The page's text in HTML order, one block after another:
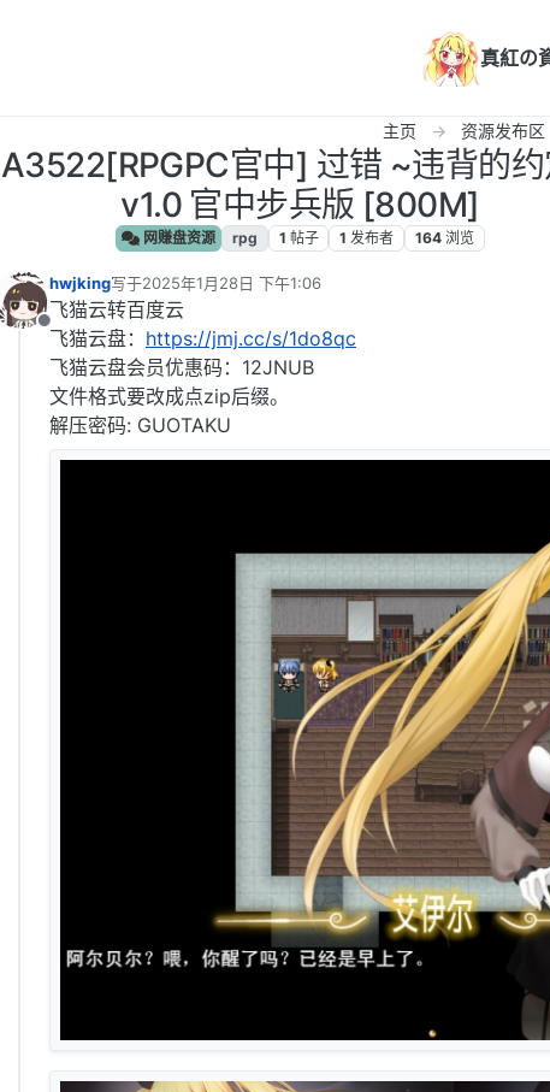
真紅の
主页 资源发布区
A3522[RPGPC官中] 过错 ~违背的
v1.0 官中步兵版 [800M]
网赚盘资源 rpg 1 帖子 1 发布者 164 浏览
离线
hwjking写于2025年1月28日 下午1:06
最后由 编辑
飞猫云转百度云
飞猫云盘： https://jmj.cc/s/1do8qc
飞猫云盘会员优惠码：12JNUB
文件格式要改成点zip后缀。
解压密码: GUOTAKU